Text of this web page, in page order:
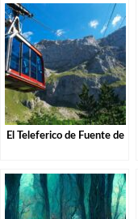
El Teleferico de Fuente de